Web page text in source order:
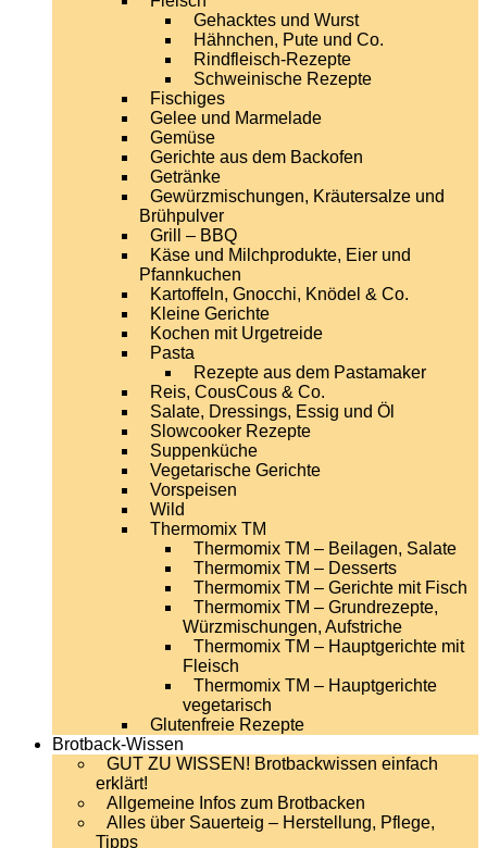
Gehacktes und Wurst
Hähnchen, Pute und Co.
Rindfleisch-Rezepte
Schweinische Rezepte
Fischiges
Gelee und Marmelade
Gemüse
Gerichte aus dem Backofen
Getränke
Gewürzmischungen, Kräutersalze und
Brühpulver
Grill – BBQ
Käse und Milchprodukte, Eier und
Pfannkuchen
Kartoffeln, Gnocchi, Knödel & Co.
Kleine Gerichte
Kochen mit Urgetreide
Pasta
Rezepte aus dem Pastamaker
Reis, CousCous & Co.
Salate, Dressings, Essig und Öl
Slowcooker Rezepte
Suppenküche
Vegetarische Gerichte
Vorspeisen
Wild
Thermomix TM
Thermomix TM – Beilagen, Salate
Thermomix TM – Desserts
Thermomix TM – Gerichte mit Fisch
Thermomix TM – Grundrezepte,
Würzmischungen, Aufstriche
Thermomix TM – Hauptgerichte mit
Fleisch
Thermomix TM – Hauptgerichte
vegetarisch
Glutenfreie Rezepte
Brotback-Wissen
GUT ZU WISSEN! Brotbackwissen einfach
erklärt!
Allgemeine Infos zum Brotbacken
Alles über Sauerteig – Herstellung, Pflege,
Tipps